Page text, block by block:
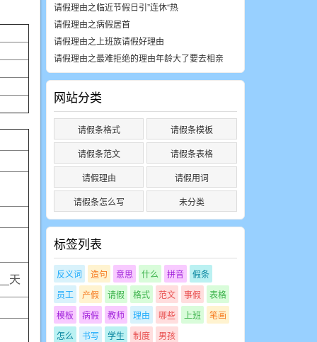
天
请假理由之临近节假日引”连休“热
请假理由之病假居首
请假理由之上班族请假好理由
请假理由之最难拒绝的理由年龄大了要去相亲
网站分类
请假条格式
请假条模板
请假条范文
请假条表格
请假理由
请假用词
请假条怎么写
未分类
标签列表
反义词 造句 意思 什么 拼音
假条
员工
产假 请假 格式 范文 事假
表格
模板
病假 教师 理由 哪些 上班
笔画
怎么
书写 学生 制度 男孩